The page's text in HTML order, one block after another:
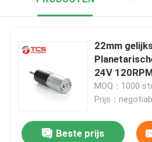
22mm
24V
Codeur
MOQ：1000
Prijs：
Beste prijs